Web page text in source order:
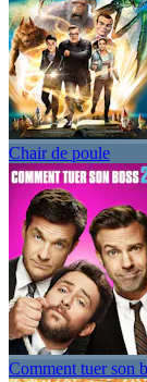
Chair de poule
Comment tuer son